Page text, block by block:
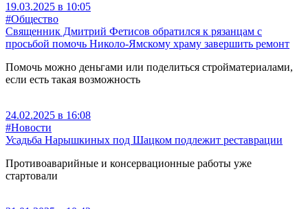
19.03.2025 в 10:05
#Общество
Священник Дмитрий Фетисов обратился к рязанцам с
просьбой помочь Николо-Ямскому храму завершить ремонт
Помочь можно деньгами или поделиться стройматериалами,
если есть такая возможность
24.02.2025 в 16:08
#Новости
Усадьба Нарышкиных под Шацком подлежит реставрации
Противоаварийные и консервационные работы уже
стартовали